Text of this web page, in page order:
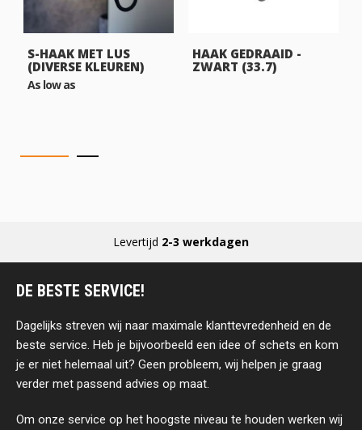
S-HAAK MET LUS
(DIVERSE KLEUREN)
As low as
HAAK GEDRAAID -
ZWART (33.7)
Levertijd 2-3 werkdagen
DE BESTE SERVICE!
Dagelijks streven wij naar maximale klanttevredenheid en de
beste service. Heb je bijvoorbeeld een idee of schets en kom
je er niet helemaal uit? Geen probleem, wij helpen je graag
verder met passend advies op maat.
Om onze service op het hoogste niveau te houden werken wij